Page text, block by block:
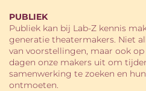
PUBLIEK
Publiek kan bij Lab-Z kennis
generatie theatermakers. Niet
van voorstellingen, maar ook
dagen onze makers uit om
samenwerking te zoeken en
ontmoeten.